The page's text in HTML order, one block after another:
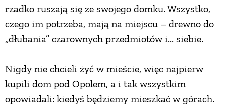
rzadko ruszają się ze swojego domku. Wszystko,
czego im potrzeba, mają na miejscu – drewno do
„dłubania” czarownych przedmiotów i... siebie.
Nigdy nie chcieli żyć w mieście, więc najpierw
kupili dom pod Opolem, a i tak wszystkim
opowiadali: kiedyś będziemy mieszkać w górach.
ZUPY
DANIA GŁÓWNE
CIASTA I DESERY